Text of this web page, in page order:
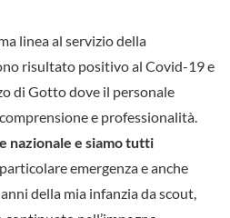
linea al servizio della
risultato positivo al Covid-19 e
di Gotto dove il personale
e professionalità.
nazionale e siamo tutti
emergenza e anche
della mia infanzia da scout,